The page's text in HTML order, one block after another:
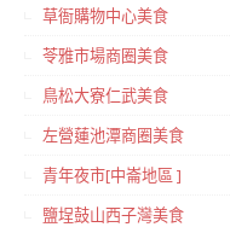
草衙購物中心美食
苓雅市場商圈美食
鳥松大寮仁武美食
左營蓮池潭商圈美食
青年夜市[中崙地區 ]
鹽埕鼓山西子灣美食